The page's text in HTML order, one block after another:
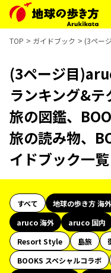
TOP ガイドブック (3ペー
(3ページ目
ランキング&テ
旅の図鑑、
旅の読み物、
イドブック一覧
すべて 地球の歩き方 海外
aruco 海外
aruco 国内
Resort Style
島旅
BOOKS スペシャルコラボ